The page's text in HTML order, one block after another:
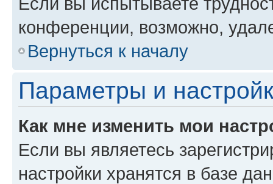
конференции, возможно,
Вернуться к началу
Параметры и
Как мне изменить мои
Если вы являетесь
настройки хранятся в базе